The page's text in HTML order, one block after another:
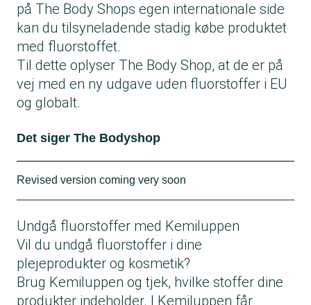
på The Body Shops egen internationale side
kan du tilsyneladende stadig købe produktet
med fluorstoffet.
Til dette oplyser The Body Shop, at de er på
vej med en ny udgave uden fluorstoffer i EU
og globalt.
Det siger The Bodyshop
Revised version coming very soon
Fresh Nude Foundation, Ammonium C6-16
Perfluoroalkylethyl Phosphate, is not
restricted under EU Cosmetic Regulation, and
the specific grade we are using is free of
Undgå fluorstoffer med Kemiluppen
Vil du undgå fluorstoffer i dine
plejeprodukter og kosmetik?
Brug Kemiluppen og tjek, hvilke stoffer dine
produkter indeholder. I Kemiluppen får